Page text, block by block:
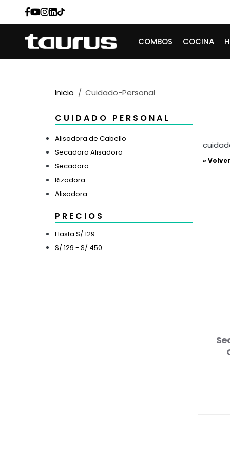
COMBOS COCINA
Inicio Cuidado-Personal
CUIDADO PERSONAL
Alisadora de Cabello
Secadora Alisadora
Secadora
Rizadora
Alisadora
PRECIOS
Hasta S/ 129
S/ 129 - S/ 450
« Volver